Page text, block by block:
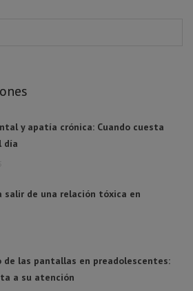
y apatía crónica: Cuando cuesta
día
salir de una relación tóxica en
de las pantallas en preadolescentes:
a su atención